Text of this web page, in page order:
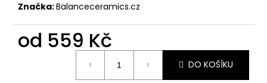
Značka:Balanceceramics.cz
od 559 Kč
DO KOŠÍKU
j
e